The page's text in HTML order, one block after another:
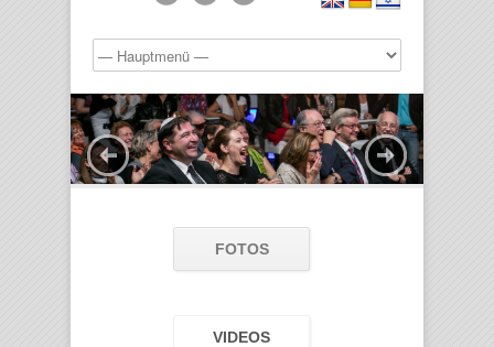
FOTOS
VIDEOS